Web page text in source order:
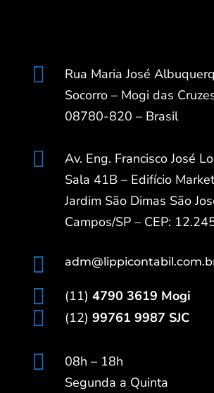

Rua Maria José
Socorro – Mogi das
08780-820 – Brasil

Av. Eng. Francisco José
Sala 41B – Edifício
Jardim São Dimas São
Campos/SP – CEP:

 (11) 4790 3619 Mogi
 (12) 99761 9987 SJC

08h – 18h
Segunda a Quinta